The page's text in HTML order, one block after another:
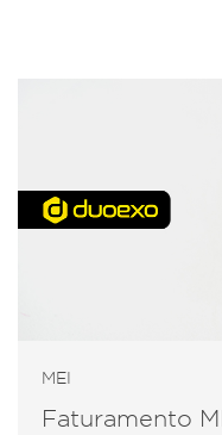
MEI
Faturamento